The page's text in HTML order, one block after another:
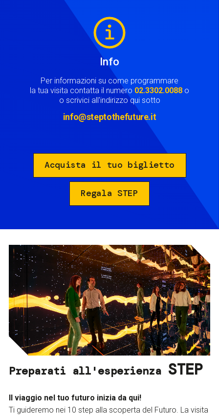
Info
Per informazioni su come programmare
la tua visita contatta il numero 02.3302.0088 o
o scrivici all'indirizzo qui sotto
info@steptothefuture.it
Acquista il tuo biglietto
Regala STEP
Preparati all'esperienza STEP
Il viaggio nel tuo futuro inizia da qui!
Ti guideremo nei 10 step alla scoperta del Futuro. La visita